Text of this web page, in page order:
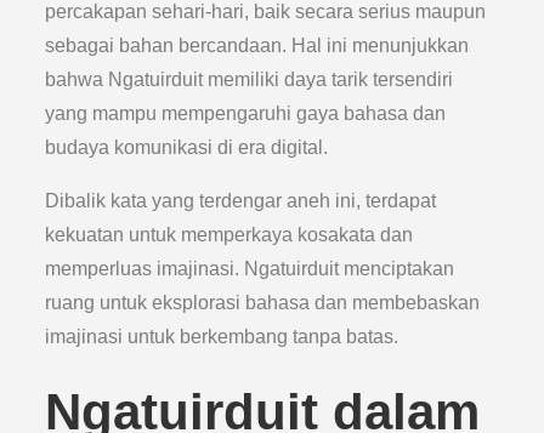
percakapan sehari-hari, baik secara serius maupun
sebagai bahan bercandaan. Hal ini menunjukkan
bahwa Ngatuirduit memiliki daya tarik tersendiri
yang mampu mempengaruhi gaya bahasa dan
budaya komunikasi di era digital.
Dibalik kata yang terdengar aneh ini, terdapat
kekuatan untuk memperkaya kosakata dan
memperluas imajinasi. Ngatuirduit menciptakan
ruang untuk eksplorasi bahasa dan membebaskan
imajinasi untuk berkembang tanpa batas.
Ngatuirduit dalam